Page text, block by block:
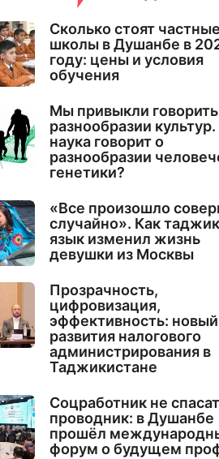
Сколько стоят частные
школы в Душанбе в
году: цены и условия
обучения
Мы привыкли
разнообразии
наука говорит о
разнообразии
генетики?
«Все произошло
случайно». Как
язык изменил жизнь
девушки из Москвы
Прозрачность,
цифровизация,
эффективность:
развития налогового
администрирования в
Таджикистане
Соцработник не
проводник: в Душанбе
прошёл
форум о будущем